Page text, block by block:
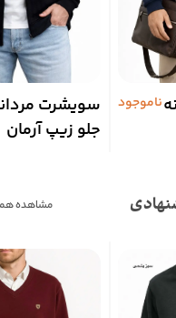
ناموجود
سویشرت
جلو زیپ آرمان
مشاهده